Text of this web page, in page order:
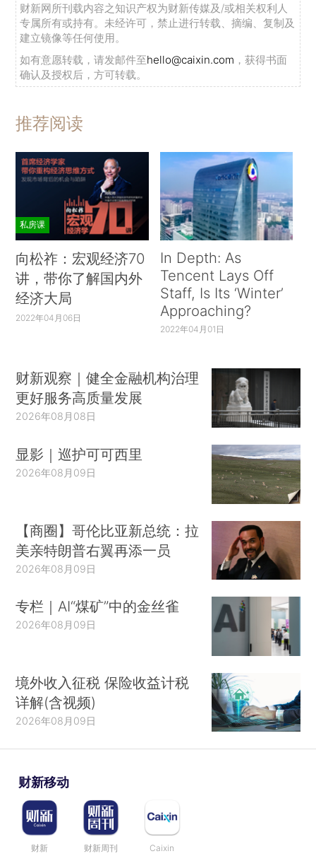
财新网所刊载内容之知识产权为财新传媒及/或相关权利人
专属所有或持有。未经许可，禁止进行转载、摘编、复制及
建立镜像等任何使用。
如有意愿转载，请发邮件至hello@caixin.com ，获得书面
确认及授权后，方可转载。
推荐阅读
私房课
向松祚：宏观经济70
讲，带你了解国内外
经济大局
2022年04月06日
In Depth: As
Tencent Lays Off
Staff, Is Its ‘Winter’
Approaching?
2022年04月01日
财新观察｜健全金融机构治理
更好服务高质量发展
2026年08月08日
显影｜巡护可可西里
2026年08月09日
【商圈】哥伦比亚新总统：拉
美亲特朗普右翼再添一员
2026年08月09日
专栏｜AI“煤矿”中的金丝雀
2026年08月09日
境外收入征税 保险收益计税
详解(含视频)
2026年08月09日
财新移动
财新 财新周刊 Caixin